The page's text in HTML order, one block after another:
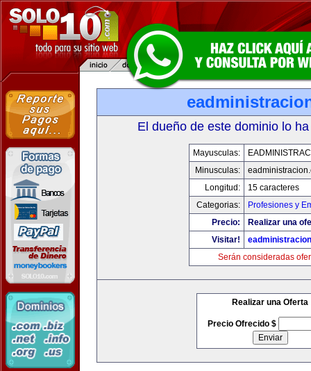
El dueño de este dominio lo
Mayusculas:
Minusculas:
Longitud:
15 caracteres
Categorias:
Profesiones y
Precio:
Realizar una
Visitar!
Serán consideradas
Realizar una Oferta
Precio Ofrecido $